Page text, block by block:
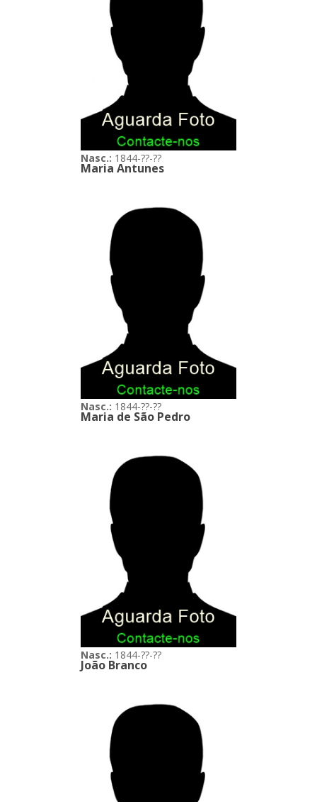
Nasc.: 1844-??-??
Maria Antunes
Nasc.: 1844-??-??
Maria de São Pedro
Nasc.: 1844-??-??
João Branco